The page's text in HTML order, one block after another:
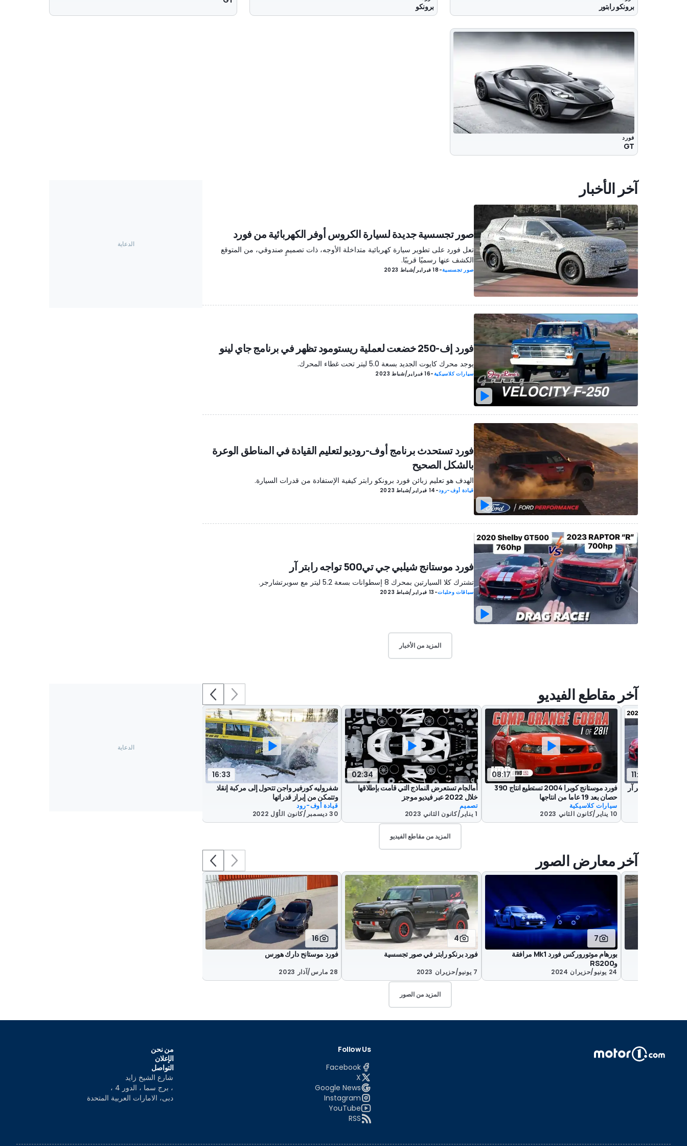
برونكو رابتور برونكو
فورد
GT
آخر الأخبار
صور تجسسية جديدة لسيارة الكروس أوفر الكهربائية من فورد
تعل فورد على تطوير سيارة كهربائية متداخلة الأوجه، ذات تصميمٍ صندوقي، من المتوقع
الكشف عنها رسميًا قريبًا.
صور تجسسية- 18 فبراير/شباط 2023
فورد إف-250 خضعت لعملية ريستومود تظهر في برنامج جاي لينو
يوجد محرك كايوت الجديد بسعة 5.0 ليتر تحت غطاء المحرك.
سيارات كلاسيكية-16 فبراير/شباط 2023
فورد تستحدث برنامج أوف-روديو لتعليم القيادة في المناطق الوعرة
بالشكل الصحيح
الهدف هو تعليم زبائن فورد برونكو رابتر كيفية الإستفادة من قدرات السيارة.
قيادة أوف-رود- 14 فبراير/شباط 2023
فورد موستانج شيلبي جي تي500 تواجه رابتر آر
تشترك كلا السيارتين بمحرك 8 إسطوانات بسعة 5.2 ليتر مع سوبرتشارجر.
سباقات وحلبات- 13 فبراير/شباط 2023
المزيد من الأخبار
آخر مقاطع الفيديو
11:23
08:17
فورد موستانج كوبرا 2004 تستطيع انتاج 390
حصان بعد 19 عاما من انتاجها
سيارات كلاسيكية
10 يناير/كانون الثاني 2023
02:34
أمالجام تستعرض النماذج التي قامت بإطلاقها
خلال 2022 عبر فيديو موجز
تصميم
1 يناير/كانون الثاني 2023
16:33
شفروليه كورفير واجن تتحول إلى مركبة إنقاذ
وتتمكن من إبراز قدراتها
قيادة أوف-رود
30 ديسمبر/كانون الأوّل 2022
المزيد من مقاطع الفيديو
آخر معارض الصور
7
بورهام موتوروركس فورد Mk1 مرافقة
وRS200
24 يونيو/حزيران 2024
4
فورد برنكو رابتر في صور تجسسية
7 يونيو/حزيران 2023
16
فورد موستانح دارك هورس
28 مارس/آذار 2023
المزيد من الصور
Follow Us
Facebook
X
Google News
Instagram
YouTube
RSS
من نحن
الإعلان
التواصل
شارع الشيخ زايد
، برج سما ، الدور 4 ،
دبى، الامارات العربية المتحدة